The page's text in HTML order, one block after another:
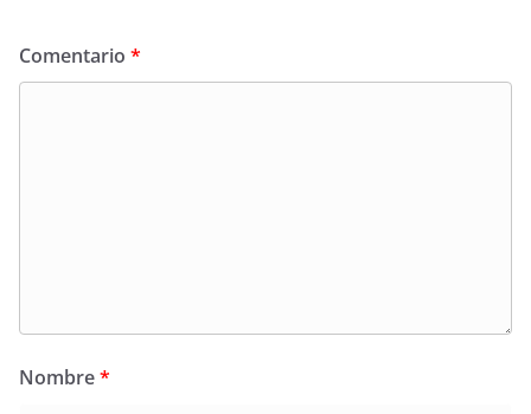
Comentario *
Nombre*